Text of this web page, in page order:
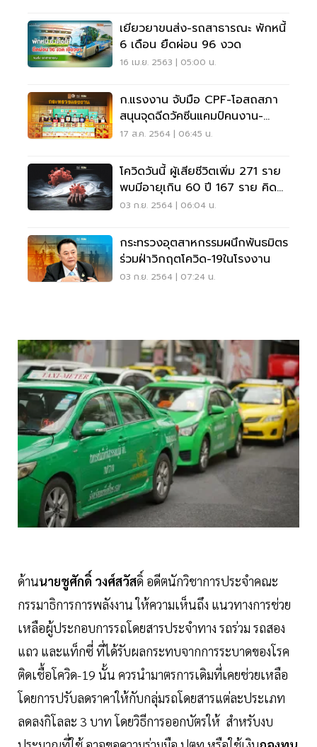
เยียวยาขนส่ง-รถสาธารณะ พักหนี้
6 เดือน ยืดผ่อน 96 งวด
16 เม.ย. 2563 | 05:00 น.
ก.แรงงาน จับมือ CPF-โอสถสภา
สนุนจุดฉีดวัคซีนแคมป์คนงาน-
แท็กซี่สู้โควิด
17 ส.ค. 2564 | 06:45 น.
โควิดวันนี้ ผู้เสียชีวิตเพิ่ม 271 ราย
พบมีอายุเกิน 60 ปี 167 ราย คิด
เป็น 62%
03 ก.ย. 2564 | 06:04 น.
กระทรวงอุตสาหกรรมผนึกพันธมิตร
ร่วมฝ่าวิกฤตโควิด-19ในโรงงาน
03 ก.ย. 2564 | 07:24 น.
ด้านนายชูศักดิ์ วงศ์สวัสดิ์ อดีตนักวิชาการประจำคณะ
กรรมาธิการการพลังงาน ให้ความเห็นถึง แนวทางการช่วย
เหลือผู้ประกอบการรถโดยสารประจำทาง รถร่วม รถสอง
แถว และแท็กซี่ ที่ได้รับผลกระทบจากการระบาดของโรค
ติดเชื้อโควิด-19 นั้น ควรนำมาตรการเดิมที่เคยช่วยเหลือ
โดยการปรับลดราคาให้กับกลุ่มรถโดยสารแต่ละประเภท
ลดลงกิโลละ 3 บาท โดยวิธีการออกบัตรให้ สำหรับงบ